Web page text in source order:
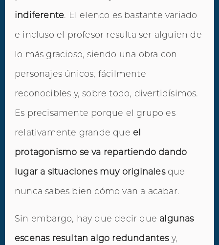
indiferente. El elenco es bastante variado
e incluso el profesor resulta ser alguien de
lo más gracioso, siendo una obra con
personajes únicos, fácilmente
reconocibles y, sobre todo, divertidísimos.
Es precisamente porque el grupo es
relativamente grande que el
protagonismo se va repartiendo dando
lugar a situaciones muy originalesque
nunca sabes bien cómo van a acabar.
Sin embargo, hay que decir que algunas
escenas resultan algo redundantesy,